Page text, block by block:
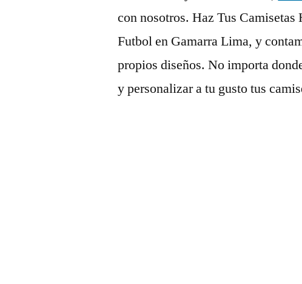
con nosotros. Haz Tus
Futbol en Gamarra Lima, y
propios diseños. No importa
y personalizar a tu gusto tus